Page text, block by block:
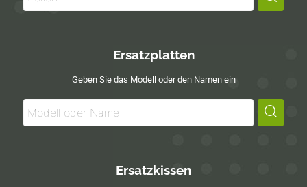
Ersatzplatten
Geben Sie das Modell oder den Namen ein
Ersatzkissen